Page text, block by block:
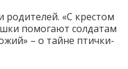
родителей. «С крестом
помогают солдатам
– о тайне птички-